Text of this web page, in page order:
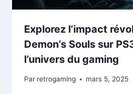
Explorez l’impact
Demon’s Souls sur
l’univers du gaming
Par retrogaming mars 5, 2025